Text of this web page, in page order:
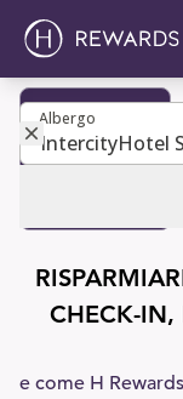
Albergo
Albergo
CHECK-IN,
e come H